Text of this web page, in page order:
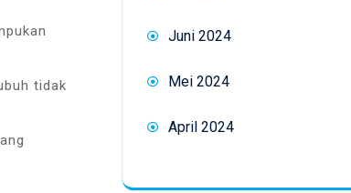
tidak
Juni 2024
Mei 2024
April 2024